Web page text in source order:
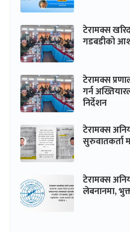
टेरामक्स
गडबडीको
टेरामक्स
गर्न
निर्देशन
टेरामक्स
सुरुवातकर्ता
टेरामक्स
लेबनानमा,